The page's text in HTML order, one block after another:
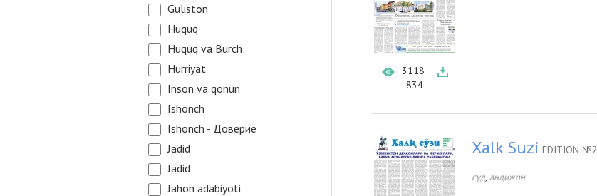
3118
834
Xalk Suzi EDITION
суд, андижон
Guliston
Huquq
Huquq va Burch
Hurriyat
Inson va qonun
Ishonch
Ishonch - Доверие
Jadid
Jadid
Jahon adabiyoti